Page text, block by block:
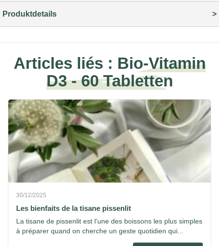
Produktdetails
Articles liés : Bio-Vitamin
D3 - 60 Tabletten
30/12/2025
Les bienfaits de la tisane pissenlit
La tisane de pissenlit est l’une des boissons les plus simples
à préparer quand on cherche un geste quotidien qui...